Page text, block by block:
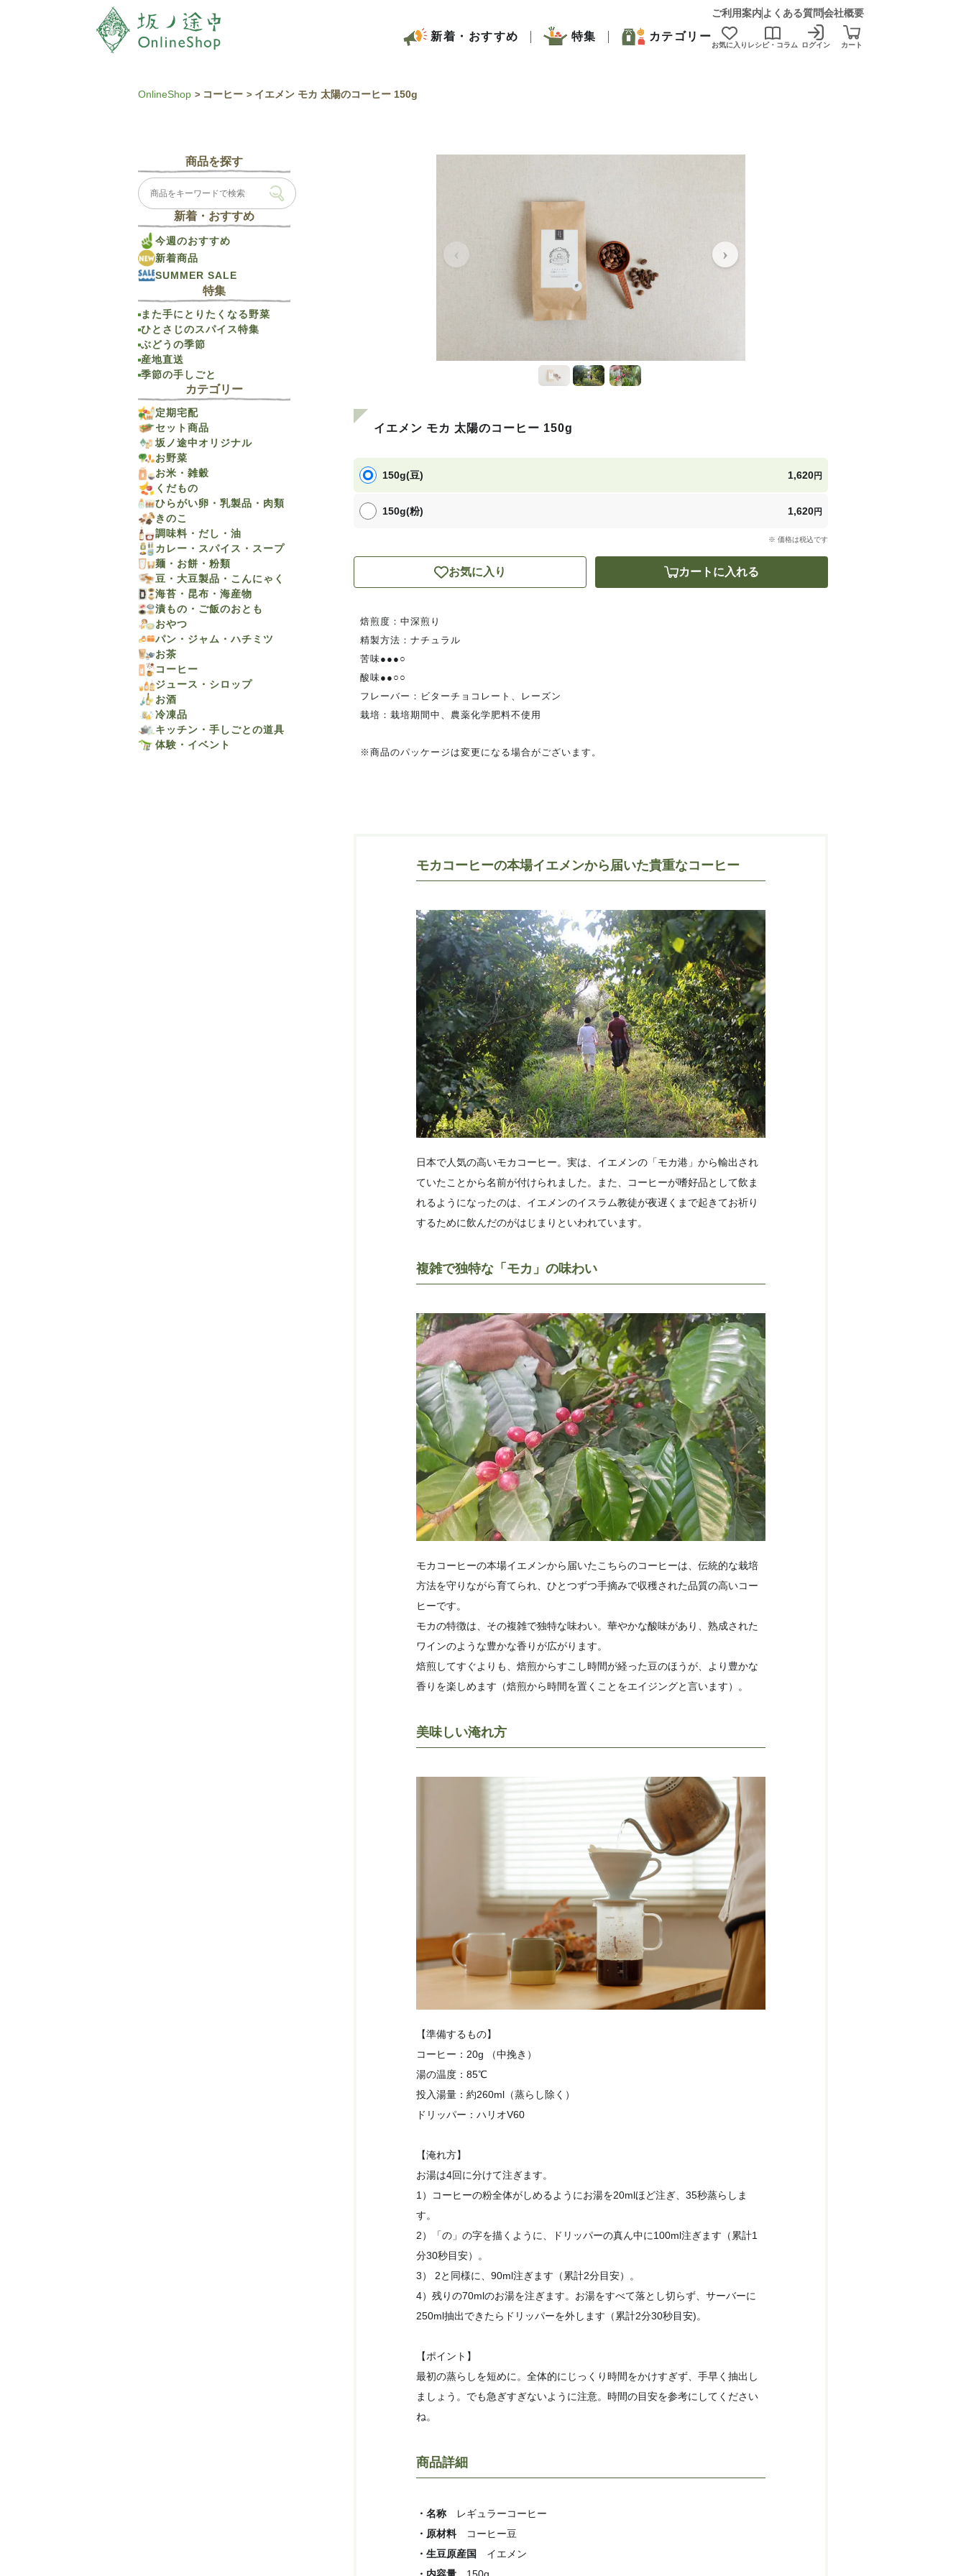
ご利用案内 よくある質問会社概要
新着・おすすめ 特集 カテゴリー
お気に入り レシピ・コラム ログイン カート
OnlineShop コーヒー イエメン モカ 太陽のコーヒー 150g
イエメン モカ 太陽のコーヒー 150g
150g(豆) 1,620円
150g(粉) 1,620円
※ 価格は税込です
お気に入り カートに入れる
焙煎度：中深煎り
精製方法：ナチュラル
苦味●●●○
酸味●●○○
フレーバー：ビターチョコレート、レーズン
栽培：栽培期間中、農薬化学肥料不使用
※商品のパッケージは変更になる場合がございます。
モカコーヒーの本場イエメンから届いた貴重なコーヒー
日本で人気の高いモカコーヒー。実は、イエメンの「モカ港」から輸出され
ていたことから名前が付けられました。また、コーヒーが嗜好品として飲ま
れるようになったのは、イエメンのイスラム教徒が夜遅くまで起きてお祈り
するために飲んだのがはじまりといわれています。
複雑で独特な「モカ」の味わい
モカコーヒーの本場イエメンから届いたこちらのコーヒーは、伝統的な栽培
方法を守りながら育てられ、ひとつずつ手摘みで収穫された品質の高いコー
ヒーです。
モカの特徴は、その複雑で独特な味わい。華やかな酸味があり、熟成された
ワインのような豊かな香りが広がります。
焙煎してすぐよりも、焙煎からすこし時間が経った豆のほうが、より豊かな
香りを楽しめます（焙煎から時間を置くことをエイジングと言います）。
美味しい淹れ方
【準備するもの】
コーヒー：20g （中挽き）
湯の温度：85℃
投入湯量：約260ml（蒸らし除く）
ドリッパー：ハリオV60
【淹れ方】
お湯は4回に分けて注ぎます。
1）コーヒーの粉全体がしめるようにお湯を20mlほど注ぎ、35秒蒸らしま
す。
2）「の」の字を描くように、ドリッパーの真ん中に100ml注ぎます（累計1
分30秒目安）。
3） 2と同様に、90ml注ぎます（累計2分目安）。
4）残りの70mlのお湯を注ぎます。お湯をすべて落とし切らず、サーバーに
250ml抽出できたらドリッパーを外します（累計2分30秒目安)。
【ポイント】
最初の蒸らしを短めに。全体的にじっくり時間をかけすぎず、手早く抽出し
ましょう。でも急ぎすぎないように注意。時間の目安を参考にしてください
ね。
商品詳細
・名称
レギュラーコーヒー
・原材料
コーヒー豆
・生豆原産国 イエメン
・内容量 150g
商品を探す
新着・おすすめ
今週のおすすめ
新着商品
SUMMER SALE
特集
また手にとりたくなる野菜
ひとさじのスパイス特集
ぶどうの季節
産地直送
季節の手しごと
カテゴリー
定期宅配
セット商品
坂ノ途中オリジナル
お野菜
お米・雑穀
くだもの
ひらがい卵・乳製品・肉類
きのこ
調味料・だし・油
カレー・スパイス・スープ
麺・お餅・粉類
豆・大豆製品・こんにゃく
海苔・昆布・海産物
漬もの・ご飯のおとも
おやつ
パン・ジャム・ハチミツ
お茶
コーヒー
ジュース・シロップ
お酒
冷凍品
キッチン・手しごとの道具
体験・イベント